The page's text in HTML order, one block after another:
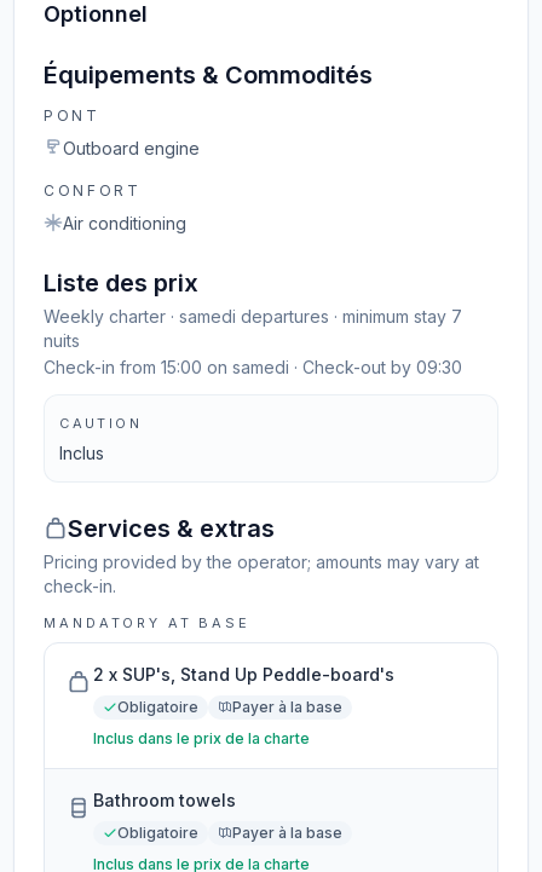
Optionnel
Équipements & Commodités
PONT
Outboard engine
CONFORT
Air conditioning
Liste des prix
Weekly charter · samedi departures · minimum stay 7
nuits
Check-in from 15:00 on samedi · Check-out by 09:30
CAUTION
Inclus
Services & extras
Pricing provided by the operator; amounts may vary at
check-in.
MANDATORY AT BASE
2 x SUP's, Stand Up Peddle-board's
Obligatoire
Payer à la base
Inclus dans le prix de la charte
Bathroom towels
Obligatoire
Payer à la base
Inclus dans le prix de la charte